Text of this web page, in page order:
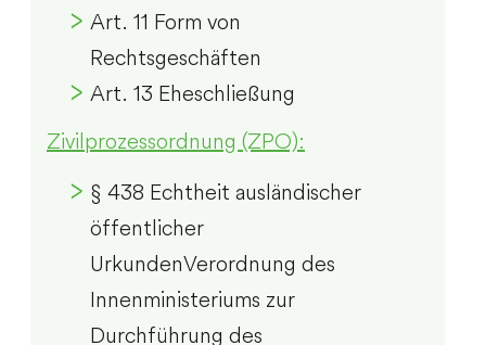
Art. 11 Form von
Rechtsgeschäften
Art. 13 Eheschließung
Zivilprozessordnung (ZPO):
§ 438 Echtheit ausländischer
öffentlicher
UrkundenVerordnung des
Innenministeriums zur
Durchführung des